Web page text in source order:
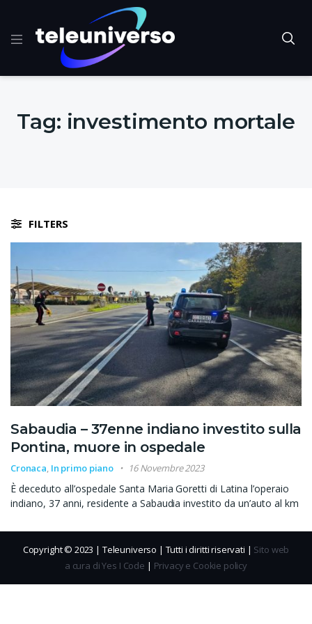
Tag: investimento mortale
FILTERS
Sabaudia – 37enne indiano investito sulla
Pontina, muore in ospedale
Cronaca, In primo piano 16 Novembre 2023
È deceduto all’ospedale Santa Maria Goretti di Latina l’operaio
indiano, 37 anni, residente a Sabaudia investito da un’auto al km
Copyright © 2023 | Teleuniverso | Tutti i diritti riservati | Sito web
a cura di Yes I Code | Privacy e Cookie policy